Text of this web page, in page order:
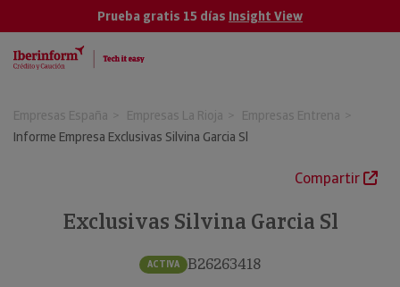
Prueba gratis 15 días Insight View
Empresas España Empresas La Rioja
Empresas Entrena
Informe Empresa Exclusivas Silvina Garcia Sl
Compartir
Exclusivas Silvina Garcia Sl
ACTIVA B26263418